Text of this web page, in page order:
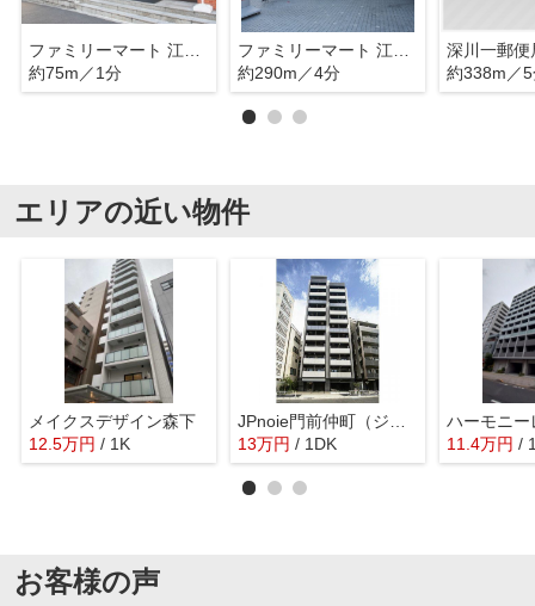
ファミリーマート 江東深川二丁目店
約75m／1分
ファミリーマート 江東門前仲町店
約290m／4分
深川一郵便
約338m／
エリアの近い物件
メイクスデザイン森下
12.5万円 / 1K
13万円 / 1DK 11.4万円 /
お客様の声